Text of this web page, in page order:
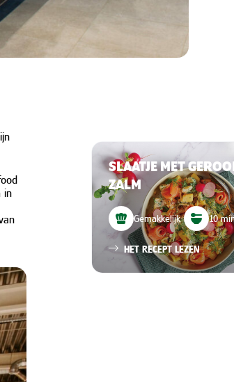
in
SLAATJE MET
ZALM
Gemakkelijk 10
HET RECEPT LEZEN